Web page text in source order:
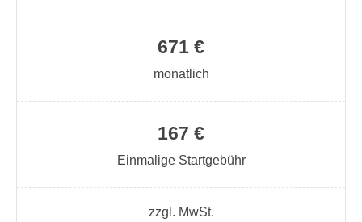
167 €
Einmalige Startgebühr
671 €
monatlich
zzgl. MwSt.